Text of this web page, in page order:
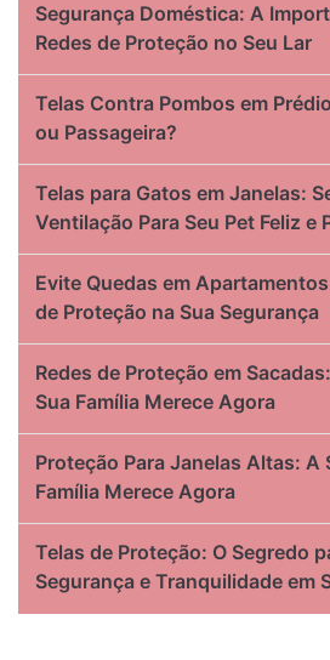
Segurança Doméstica: A
Redes de Proteção no Seu Lar
Telas Contra Pombos em
ou Passageira?
Telas para Gatos em Janelas:
Ventilação Para Seu Pet Feliz e
Evite Quedas em
de Proteção na Sua Segurança
Redes de Proteção em
Sua Família Merece Agora
Proteção Para Janelas Altas: A
Família Merece Agora
Telas de Proteção: O Segredo
Segurança e Tranquilidade em